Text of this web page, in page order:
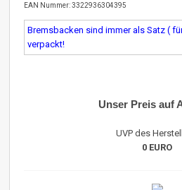
EAN Nummer: 3322936304395
Bremsbacken sind immer als Satz (
verpackt!
Unser Preis auf
UVP des
0 EURO